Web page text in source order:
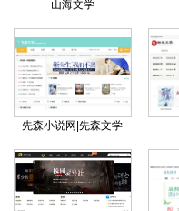
山海文学
先森小说网|先森文学